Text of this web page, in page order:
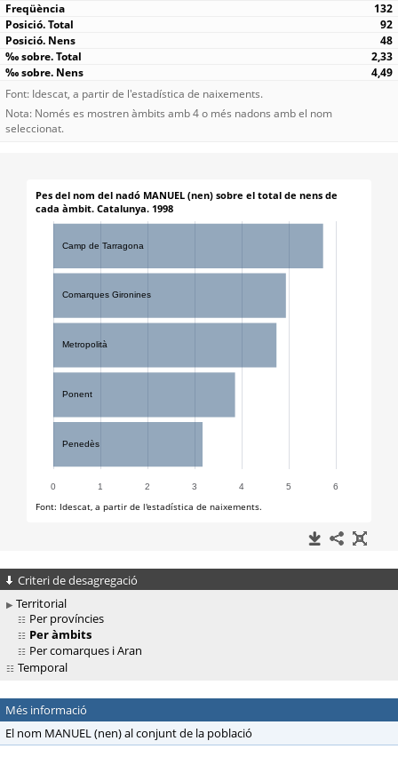
132
92
48
2,33
4,49
Font: Idescat, a partir de l'estadística de naixements.
Nota: Només es mostren àmbits amb 4 o més nadons amb el nom
seleccionat.
Criteri de desagregació
Territorial
Per províncies
Per àmbits
Per comarques i Aran
Temporal
Més informació
El nom MANUEL (nen) al conjunt de la població